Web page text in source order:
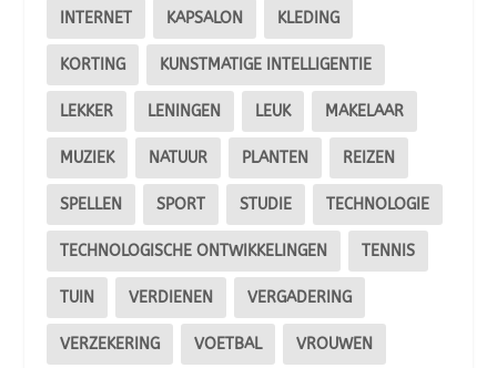
INTERNET KAPSALON KLEDING
KORTING KUNSTMATIGE INTELLIGENTIE
LEKKER LENINGEN LEUK MAKELAAR
MUZIEK NATUUR PLANTEN REIZEN
SPELLEN SPORT STUDIE TECHNOLOGIE
TECHNOLOGISCHE ONTWIKKELINGEN TENNIS
TUIN VERDIENEN VERGADERING
VERZEKERING VOETBAL VROUWEN